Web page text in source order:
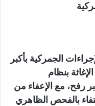
الجمركية بأكبر
بنظام
رفح، مع الإعفاء من
بالفحص الظاهري